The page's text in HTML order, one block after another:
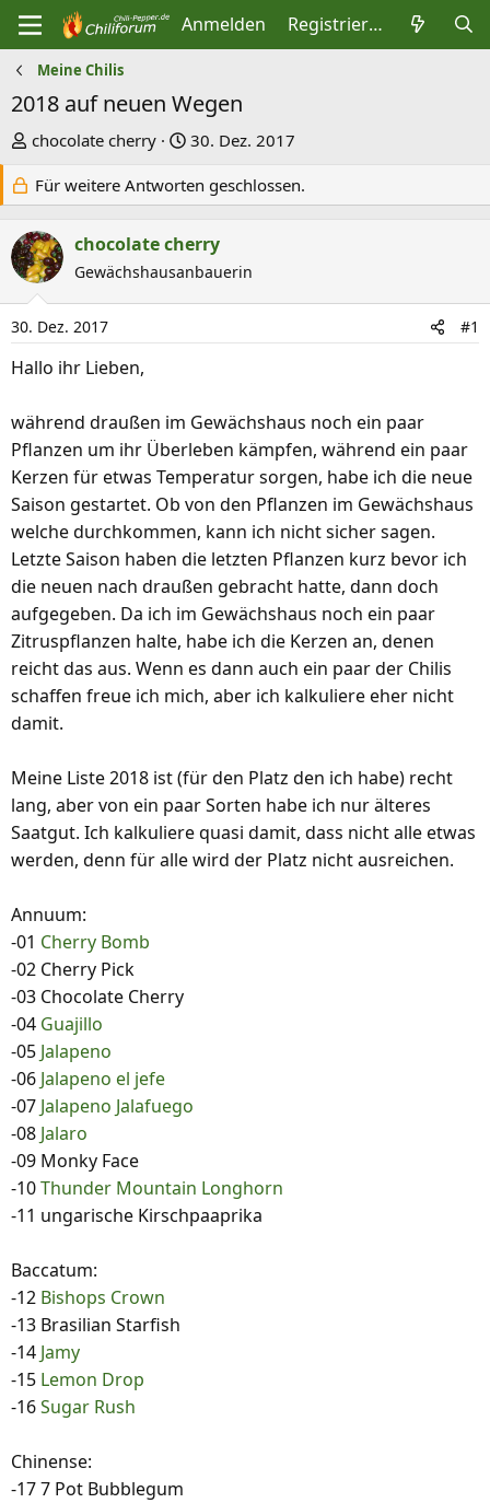
Anmelden Registrieren
Meine Chilis
2018 auf neuen Wegen
E
s
e
l
l
e
r
chocolate cherry
E
s
e
l
a
30. Dez. 2017
Für weitere Antworten geschlossen.
chocolate cherry
Gewächshausanbauerin
30. Dez. 2017 #1
Hallo ihr Lieben,
während draußen im Gewächshaus noch ein paar
Pflanzen um ihr Überleben kämpfen, während ein paar
Kerzen für etwas Temperatur sorgen, habe ich die neue
Saison gestartet. Ob von den Pflanzen im Gewächshaus
welche durchkommen, kann ich nicht sicher sagen.
Letzte Saison haben die letzten Pflanzen kurz bevor ich
die neuen nach draußen gebracht hatte, dann doch
aufgegeben. Da ich im Gewächshaus noch ein paar
Zitruspflanzen halte, habe ich die Kerzen an, denen
reicht das aus. Wenn es dann auch ein paar der Chilis
schaffen freue ich mich, aber ich kalkuliere eher nicht
damit.
Meine Liste 2018 ist (für den Platz den ich habe) recht
lang, aber von ein paar Sorten habe ich nur älteres
Saatgut. Ich kalkuliere quasi damit, dass nicht alle etwas
werden, denn für alle wird der Platz nicht ausreichen.
Annuum:
-01 Cherry Bomb
-02 Cherry Pick
-03 Chocolate Cherry
-04 Guajillo
-05 Jalapeno
-06 Jalapeno el jefe
-07 Jalapeno Jalafuego
-08 Jalaro
-09 Monky Face
-10Thunder Mountain Longhorn
-11 ungarische Kirschpaaprika
Baccatum:
-12 Bishops Crown
-13 Brasilian Starfish
-14 Jamy
-15 Lemon Drop
-16Sugar Rush
Chinense:
-17 7 Pot Bubblegum